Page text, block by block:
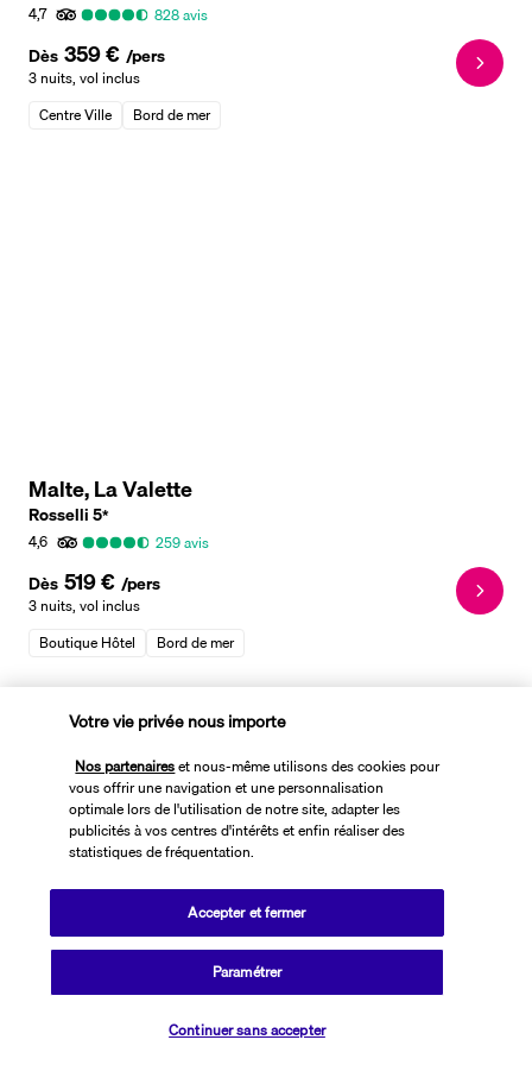
4,7 828avis
Dès 359 € /pers
3 nuits, vol inclus
Centre Ville
Bord de mer
Malte, La Valette
Rosselli5*
4,6
259avis
Dès 519 € /pers
3 nuits, vol inclus
Boutique Hôtel
Bord de mer
Voir toutes nos ventes
Voyage à Malte : Profitez de
nos offres de séjours
combinés vol + hôtel pour une
évasion totale
Pourquoi choisir une formule vol + hôtel pour vos vacances à
Votre vie privée nous importe
Nos partenaireset nous-même utilisons des cookies pour
vous offrir une navigation et une personnalisation
optimale lors de l'utilisation de notre site, adapter les
publicités à vos centres d'intérêts et enfin réaliser des
statistiques de fréquentation.
Paramétrer
Continuer sans accepter
Accepter et fermer